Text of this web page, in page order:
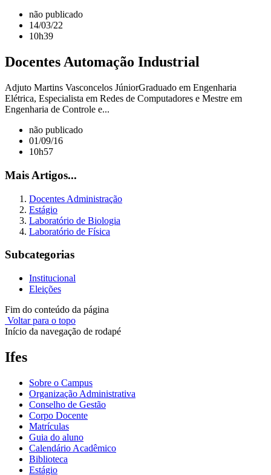
não publicado
14/03/22
10h39
Docentes Automação Industrial
Adjuto Martins Vasconcelos JúniorGraduado em Engenharia
Elétrica, Especialista em Redes de Computadores e Mestre em
Engenharia de Controle e...
não publicado
01/09/16
10h57
Mais Artigos...
Docentes Administração
Estágio
Laboratório de Biologia
Laboratório de Física
Subcategorias
Institucional
Eleições
Fim do conteúdo da página
Voltar para o topo
Início da navegação de rodapé
Ifes
Sobre o Campus
Organização Administrativa
Conselho de Gestão
Corpo Docente
Matrículas
Guia do aluno
Calendário Acadêmico
Biblioteca
Estágio